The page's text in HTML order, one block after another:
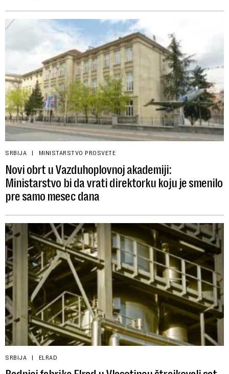
SRBIJA MINISTARSTVO PROSVETE
Novi obrt u Vazduhoplovnoj akademiji:
Ministarstvo bi da vrati direktorku koju je smenilo
pre samo mesec dana
SRBIJA ELRAD